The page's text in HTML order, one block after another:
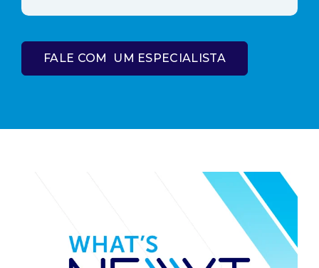
FALE COM UM ESPECIALISTA